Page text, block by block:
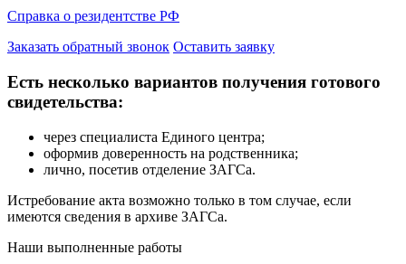
Справка о резидентстве РФ
Заказать обратный звонок Оставить заявку
Есть несколько вариантов получения готового
свидетельства:
через специалиста Единого центра;
оформив доверенность на родственника;
лично, посетив отделение ЗАГСа.
Истребование акта возможно только в том случае, если
имеются сведения в архиве ЗАГСа.
Наши выполненные работы